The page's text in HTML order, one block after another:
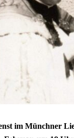
im Münchner